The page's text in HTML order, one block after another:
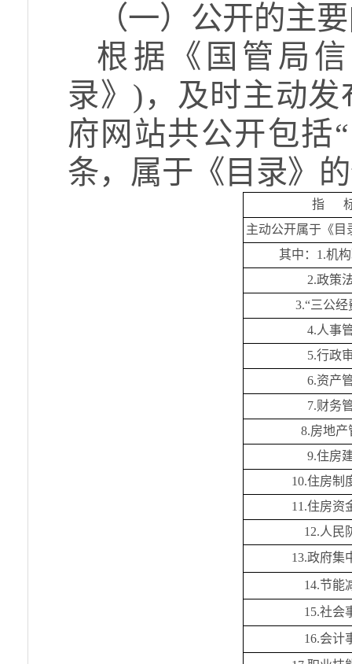
（一）公开的主
根据《国管局
录》)，及时主动发
府网站共公开包括
条，属于《目录》
指
主动公开属于《目
其中： 1.机
2.政策
3.“三公经
4.人事
5.行政
6.资产
7.财务
8.房地产
9.住房
10.住房制
11.住房资
12.人民
13.政府集
14.节能
15.社会
16.会计